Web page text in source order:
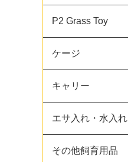
P2 Grass Toy
ケージ
キャリー
エサ入れ・水入れ
その他飼育用品